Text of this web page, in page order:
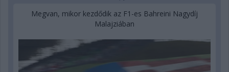
Megvan, mikor kezdődik az F1-es Bahreini Nagydíj
Malajziában